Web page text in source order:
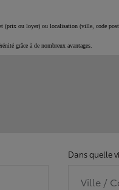
(prix ou loyer) ou localisation (ville, code
grâce à de nombreux avantages.
Dans quelle
Ville /